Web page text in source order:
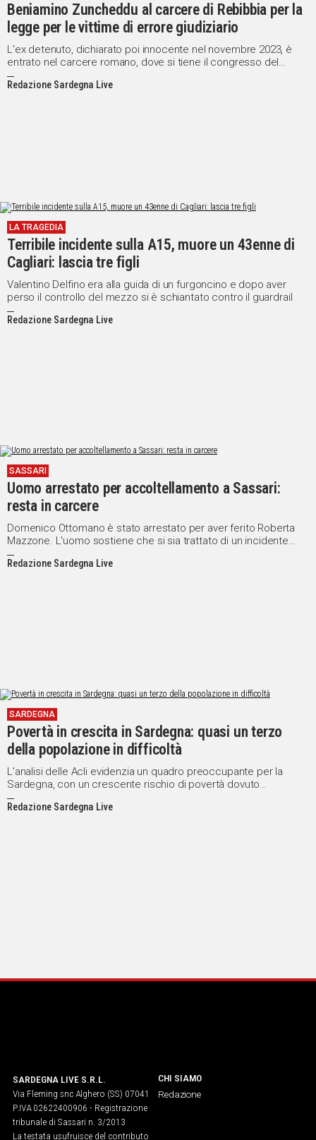
Beniamino Zuncheddu al carcere di Rebibbia per la
legge per le vittime di errore giudiziario
L'ex detenuto, dichiarato poi innocente nel novembre 2023, è
entrato nel carcere romano, dove si tiene il congresso del
Partito Radicale, assieme a Irene Testa
Redazione Sardegna Live
LA TRAGEDIA
Terribile incidente sulla A15, muore un 43enne di
Cagliari: lascia tre figli
Valentino Delfino era alla guida di un furgoncino e dopo aver
perso il controllo del mezzo si è schiantato contro il guardrail
Redazione Sardegna Live
SASSARI
Uomo arrestato per accoltellamento a Sassari:
resta in carcere
Domenico Ottomano è stato arrestato per aver ferito Roberta
Mazzone. L'uomo sostiene che si sia trattato di un incidente
durante una lite per motivi finanziari
Redazione Sardegna Live
SARDEGNA
Povertà in crescita in Sardegna: quasi un terzo
della popolazione in difficoltà
L'analisi delle Acli evidenzia un quadro preoccupante per la
Sardegna, con un crescente rischio di povertà dovuto
all'inflazione e ai costi energetici
Redazione Sardegna Live
SARDEGNA LIVE S.R.L.
Via Fleming snc Alghero (SS) 07041
P.IVA 02622400906 - Registrazione
tribunale di Sassari n. 3/2013
La testata usufruisce del contributo
CHI SIAMO
Redazione